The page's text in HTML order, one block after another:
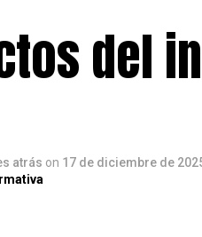
del
atrás on 17 de diciembre de